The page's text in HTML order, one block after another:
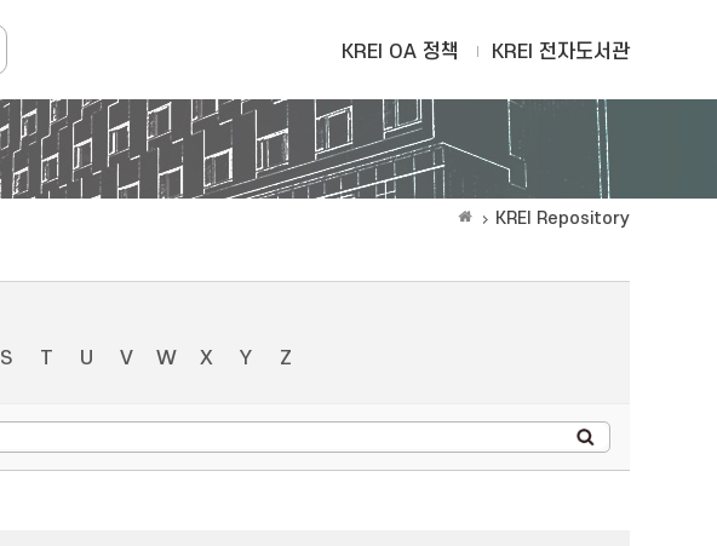
KREI OA 정책 KREI 전자도서관
KREI Repository
S T U V W X Y Z